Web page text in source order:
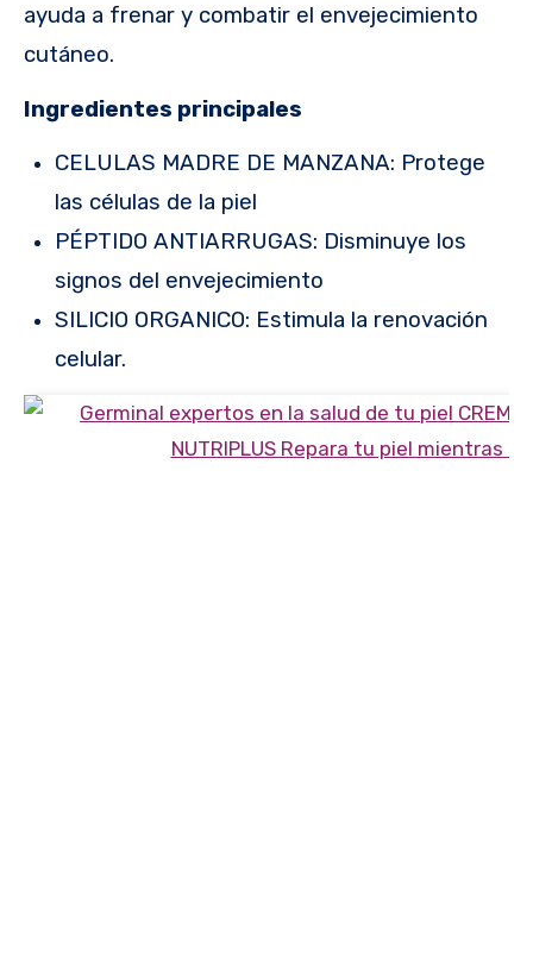
ayuda a frenar y combatir el envejecimiento
cutáneo.
Ingredientes principales
CELULAS MADRE DE MANZANA: Protege
las células de la piel
PÉPTIDO ANTIARRUGAS: Disminuye los
signos del envejecimiento
SILICIO ORGANICO: Estimula la renovación
celular.